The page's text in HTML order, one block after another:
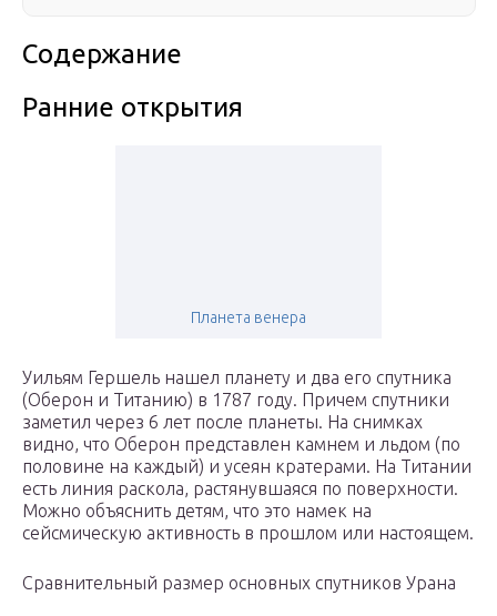
Содержание
Ранние открытия
Планета венера
Уильям Гершель нашел планету и два его спутника
(Оберон и Титанию) в 1787 году. Причем спутники
заметил через 6 лет после планеты. На снимках
видно, что Оберон представлен камнем и льдом (по
половине на каждый) и усеян кратерами. На Титании
есть линия раскола, растянувшаяся по поверхности.
Можно объяснить детям, что это намек на
сейсмическую активность в прошлом или настоящем.
Сравнительный размер основных спутников Урана